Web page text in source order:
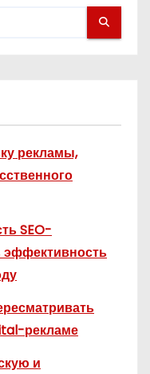
рекламы,
SEO-
эффективность
рекламе
и